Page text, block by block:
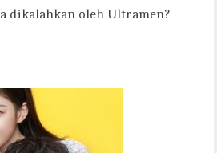
dikalahkan oleh Ultramen?